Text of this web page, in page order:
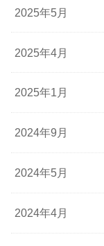
2025年5月
2025年4月
2025年1月
2024年9月
2024年5月
2024年4月